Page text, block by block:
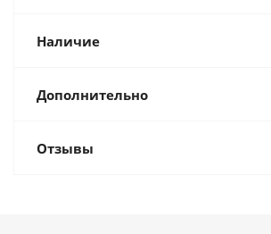
Наличие
Дополнительно
Отзывы